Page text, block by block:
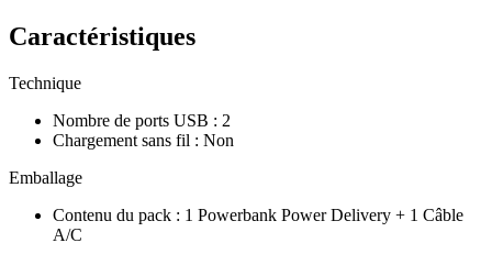
Caractéristiques
Technique
Nombre de ports USB : 2
Chargement sans fil : Non
Emballage
Contenu du pack : 1 Powerbank Power Delivery + 1 Câble
A/C